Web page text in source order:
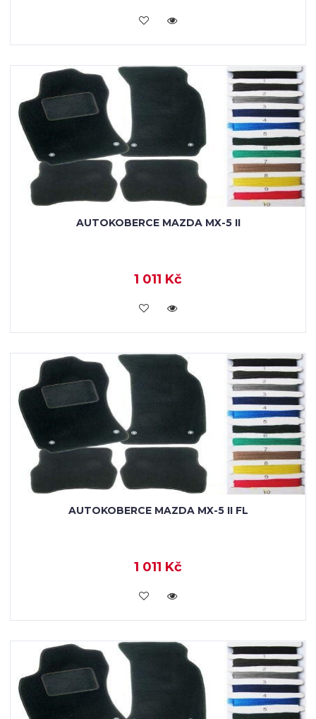
KOUPIT
AUTOKOBERCE MAZDA MX-5 II
1 011 Kč
KOUPIT
AUTOKOBERCE MAZDA MX-5 II FL
1 011 Kč
KOUPIT